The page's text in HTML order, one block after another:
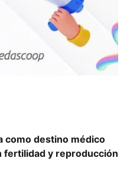
como destino médico
fertilidad y reproducción